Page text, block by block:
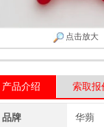
点击放大
产品介绍 索取报
品牌 华蒴